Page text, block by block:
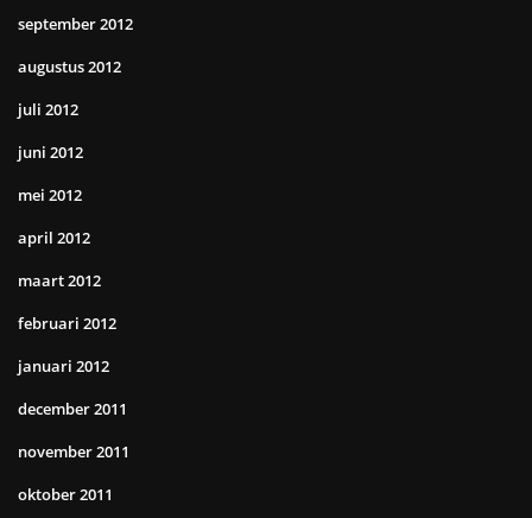
september 2012
augustus 2012
juli 2012
juni 2012
mei 2012
april 2012
maart 2012
februari 2012
januari 2012
december 2011
november 2011
oktober 2011